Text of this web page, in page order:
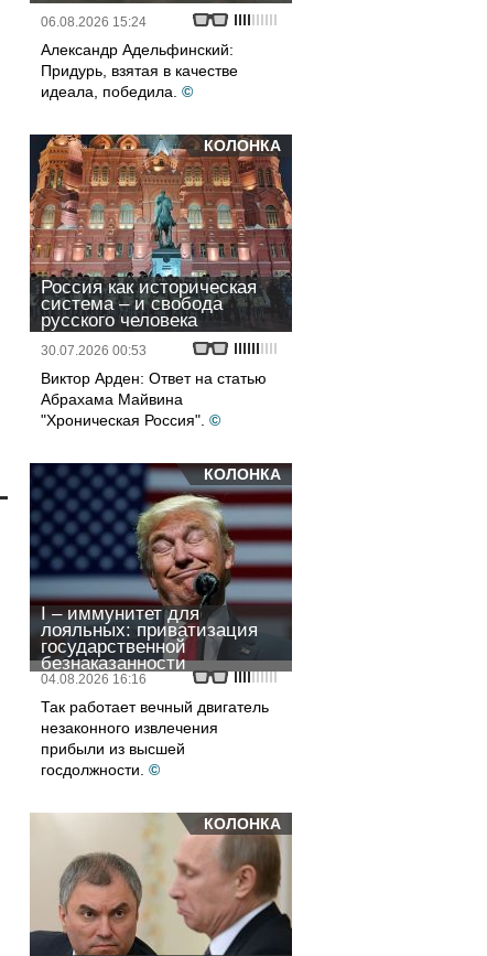
06.08.2026 15:24
Александр Адельфинский:
Придурь, взятая в качестве
идеала, победила. ©
КОЛОНКА
Россия как историческая
система – и свобода
русского человека
30.07.2026 00:53
Виктор Арден: Ответ на статью
Абрахама Майвина
"Хроническая Россия". ©
КОЛОНКА
I – иммунитет для
лояльных: приватизация
государственной
безнаказанности
04.08.2026 16:16
Так работает вечный двигатель
незаконного извлечения
прибыли из высшей
госдолжности. ©
КОЛОНКА